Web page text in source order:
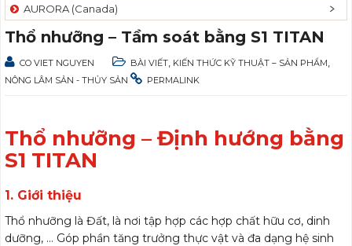
AURORA (Canada)
Thổ nhưỡng – Tầm soát bằng S1 TITAN
CO VIET NGUYEN BÀI VIẾT KIẾN THỨC KỸ THUẬT – SẢN PHẨM
NÔNG LÂM SẢN - THỦY SẢN PERMALINK
Thổ nhưỡng – Định hướng bằng
S1 TITAN
1. Giới thiệu
Thổ nhưỡng là Đất, là nơi tập hợp các hợp chất hữu cơ, dinh
dưỡng, … Góp phần tăng trưởng thực vật và đa dạng hệ sinh